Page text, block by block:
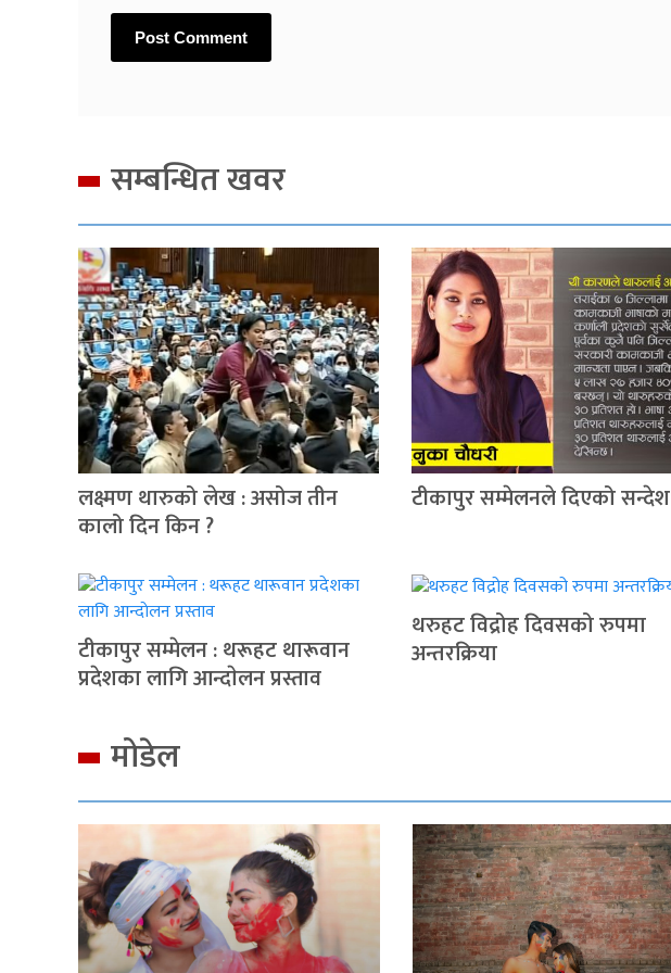
सम्बन्धित खवर
लक्ष्मण थारुको लेख : असोज तीन
कालो दिन किन ?
टीकापुर सम्मेलनले दिएको सन्देश
टीकापुर सम्मेलन : थरूहट थारूवान
प्रदेशका लागि आन्दाेलन प्रस्ताव
थरुहट विद्रोह दिवसको रुपमा
अन्तरक्रिया
मोडेल